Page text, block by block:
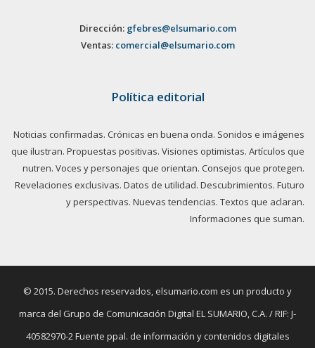
Dirección: gfebres@elsumario.com
Ventas: comercial@elsumario.com
Política editorial
Noticias confirmadas. Crónicas en buena onda. Sonidos e imágenes
que ilustran. Propuestas positivas. Visiones optimistas. Artículos que
nutren. Voces y personajes que orientan. Consejos que protegen.
Revelaciones exclusivas. Datos de utilidad. Descubrimientos. Futuro
y perspectivas. Nuevas tendencias. Textos que aclaran.
Informaciones que suman.
© 2015. Derechos reservados, elsumario.com es un producto y
marca del Grupo de Comunicación Digital EL SUMARIO, C.A. / RIF: J-
40582970-2 Fuente ppal. de información y contenidos digitales